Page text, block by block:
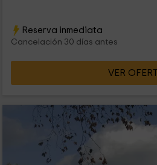
Reserva inmediata
Cancelación 30 días antes
VER